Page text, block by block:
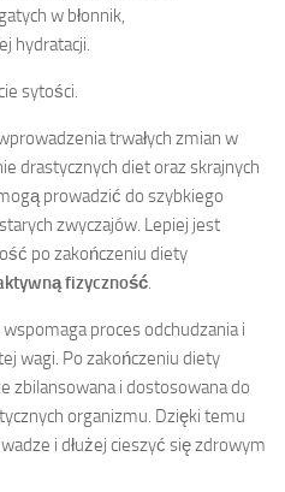
w błonnik,
hydratacji.
sytości.
trwałych zmian w
drastycznych diet oraz skrajnych
prowadzić do szybkiego
zwyczajów. Lepiej jest
po zakończeniu diety
fizyczność.
wspomaga proces odchudzania i
wagi. Po zakończeniu diety
zbilansowana i dostosowana do
organizmu. Dzięki temu
i dłużej cieszyć się zdrowym